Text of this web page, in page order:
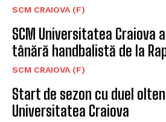
SCM CRAIOVA (F)
SCM Universitatea Craiova
tânără handbalistă de la
SCM CRAIOVA (F)
Start de sezon cu duel
Universitatea Craiova